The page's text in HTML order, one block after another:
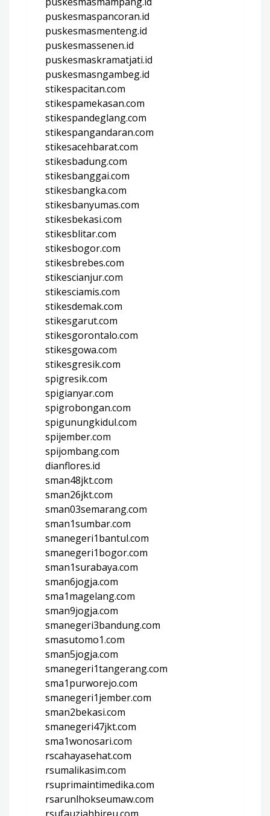
puskesmaspancoran.id
puskesmasmenteng.id
puskesmassenen.id
puskesmaskramatjati.id
puskesmasngambeg.id
stikespacitan.com
stikespamekasan.com
stikespandeglang.com
stikespangandaran.com
stikesacehbarat.com
stikesbadung.com
stikesbanggai.com
stikesbangka.com
stikesbanyumas.com
stikesbekasi.com
stikesblitar.com
stikesbogor.com
stikesbrebes.com
stikescianjur.com
stikesciamis.com
stikesdemak.com
stikesgarut.com
stikesgorontalo.com
stikesgowa.com
stikesgresik.com
spigresik.com
spigianyar.com
spigrobongan.com
spigunungkidul.com
spijember.com
spijombang.com
dianflores.id
sman48jkt.com
sman26jkt.com
sman03semarang.com
sman1sumbar.com
smanegeri1bantul.com
smanegeri1bogor.com
sman1surabaya.com
sman6jogja.com
sma1magelang.com
sman9jogja.com
smanegeri3bandung.com
smasutomo1.com
sman5jogja.com
smanegeri1tangerang.com
sma1purworejo.com
smanegeri1jember.com
sman2bekasi.com
smanegeri47jkt.com
sma1wonosari.com
rscahayasehat.com
rsumalikasim.com
rsuprimaintimedika.com
rsarunlhokseumaw.com